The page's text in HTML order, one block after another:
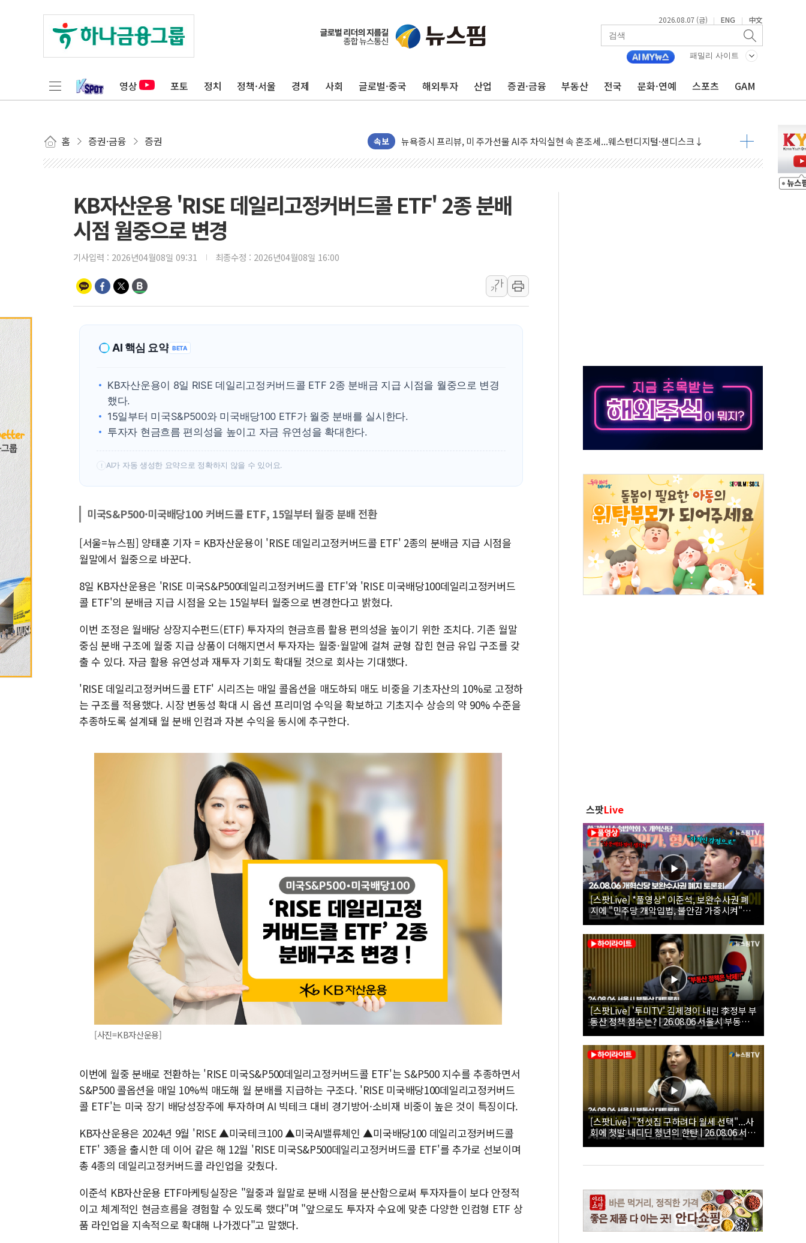
2026.08.07 (금) | ENG | 中文
패밀리 사이트
영상 포토 정치 정책·서울 경제 사회 글로벌·중국 해외투자 산업 증권·금융 부동산 전국 문화·연예 스포츠 GAM
홈 증권·금융 증권 속보
뉴욕증시 개장 전 특징주...모더나·아이온큐·도어대시↑ VS 샌디스크·피그마·앱러빈↓
김정관 장관 "영업이익 N% 성과급 반대…상법·자본시장법 개정 논의"
청와대, 북한 단거리 탄도미사일 발사에 긴급 안보 점검회의
금값 7주 만에 최고…美 고용 둔화·호르무즈 재개방 기대에 강세
러, 1인칭시점 드론으로 우크라 민간인 '사파리' 공격… 시민들 공포감 극대화 전략
[베트남 증시] 지수 하락 속 'DGC' 임시 주총 기대감에 홀로 상한가…마진 잔액은 사상 최고
해군 1함대 창설 80주년…지역과 함께하는 '선봉'의 대민 봉사
[3보] 북, 원산서 동해로 단거리 탄도미사일 1발 발사… 올해 10번째·42일 만 도발
해군과 함께하는 '불금전파, 송정' 시즌2
강원도 폭염특보 11일째…온열질환·가축 피해 최소화 '총력 대응'
KB자산운용 'RISE 데일리고정커버드콜 ETF' 2종 분배
시점 월중으로 변경
기사입력 : 2026년04월08일 09:31 최종수정 : 2026년04월08일 16:00
가
가
AI 핵심 요약 BETA
KB자산운용이 8일 RISE 데일리고정커버드콜 ETF 2종 분배금 지급 시점을 월중으로 변경
했다.
15일부터 미국S&P500와 미국배당100 ETF가 월중 분배를 실시한다.
투자자 현금흐름 편의성을 높이고 자금 유연성을 확대한다.
! AI가 자동 생성한 요약으로 정확하지 않을 수 있어요.
미국S&P500·미국배당100 커버드콜 ETF, 15일부터 월중 분배 전환
[서울=뉴스핌] 양태훈 기자 = KB자산운용이 'RISE 데일리고정커버드콜 ETF' 2종의 분배금 지급 시점을
월말에서 월중으로 바꾼다.
8일 KB자산운용은 'RISE 미국S&P500데일리고정커버드콜 ETF'와 'RISE 미국배당100데일리고정커버드
콜 ETF'의 분배금 지급 시점을 오는 15일부터 월중으로 변경한다고 밝혔다.
이번 조정은 월배당 상장지수펀드(ETF) 투자자의 현금흐름 활용 편의성을 높이기 위한 조치다. 기존 월말
중심 분배 구조에 월중 지급 상품이 더해지면서 투자자는 월중·월말에 걸쳐 균형 잡힌 현금 유입 구조를 갖
출 수 있다. 자금 활용 유연성과 재투자 기회도 확대될 것으로 회사는 기대했다.
'RISE 데일리고정커버드콜 ETF' 시리즈는 매일 콜옵션을 매도하되 매도 비중을 기초자산의 10%로 고정하
는 구조를 적용했다. 시장 변동성 확대 시 옵션 프리미엄 수익을 확보하고 기초지수 상승의 약 90% 수준을
추종하도록 설계돼 월 분배 인컴과 자본 수익을 동시에 추구한다.
[사진=KB자산운용]
이번에 월중 분배로 전환하는 'RISE 미국S&P500데일리고정커버드콜 ETF'는 S&P500 지수를 추종하면서
S&P500 콜옵션을 매일 10%씩 매도해 월 분배를 지급하는 구조다. 'RISE 미국배당100데일리고정커버드
콜 ETF'는 미국 장기 배당성장주에 투자하며 AI 빅테크 대비 경기방어·소비재 비중이 높은 것이 특징이다.
KB자산운용은 2024년 9월 'RISE ▲미국테크100 ▲미국AI밸류체인 ▲미국배당100 데일리고정커버드콜
ETF' 3종을 출시한 데 이어 같은 해 12월 'RISE 미국S&P500데일리고정커버드콜 ETF'를 추가로 선보이며
총 4종의 데일리고정커버드콜 라인업을 갖췄다.
이준석 KB자산운용 ETF마케팅실장은 "월중과 월말로 분배 시점을 분산함으로써 투자자들이 보다 안정적
이고 체계적인 현금흐름을 경험할 수 있도록 했다"며 "앞으로도 투자자 수요에 맞춘 다양한 인컴형 ETF 상
품 라인업을 지속적으로 확대해 나가겠다"고 말했다.
스팟Live
[스팟Live] *풀영상* 이준석, 보완수사권 폐
지에 "민주당 개악입법, 불안감 가중시켜"｜
26.08.06 개혁신당 보완수사권 폐지 토론회
[스팟Live] '투미TV' 김제경이 내린 李정부 부
동산 정책 점수는? | 26.08.06 서울시 부동산
대토론회
[스팟Live] "전셋집 구하려다 월세 선택"...사
회에 첫발 내디딘 청년의 한탄 | 26.08.06 서울
시 부동산 대토론회